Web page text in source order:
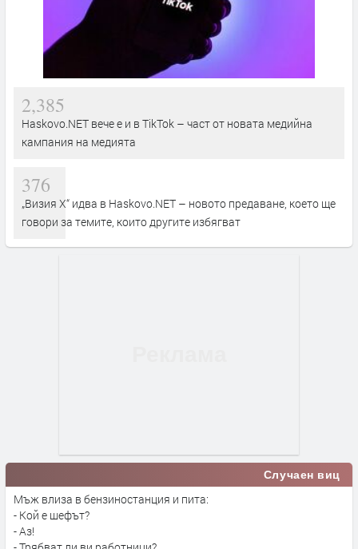
2,385
Haskovo.NET вече е и в TikTok – част от новата медийна
кампания на медията
376
„Визия Х“ идва в Haskovo.NET – новото предаване, което ще
говори за темите, които другите избягват
Случаен виц
Мъж влиза в бензиностанция и пита:
- Кой е шефът?
- Аз!